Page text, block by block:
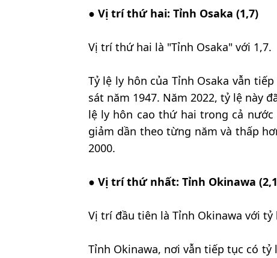
● Vị trí thứ hai: Tỉnh Osaka (1,7)
Vị trí thứ hai là "Tỉnh Osaka" với 1,7.
Tỷ lệ ly hôn của Tỉnh Osaka vẫn
sát năm 1947. Năm 2022, tỷ lệ này
lệ ly hôn cao thứ hai trong cả nước
giảm dần theo từng năm và thấp
2000.
● Vị trí thứ nhất: Tỉnh Okinawa
Vị trí đầu tiên là Tỉnh Okinawa với tỷ
Tỉnh Okinawa, nơi vẫn tiếp tục có